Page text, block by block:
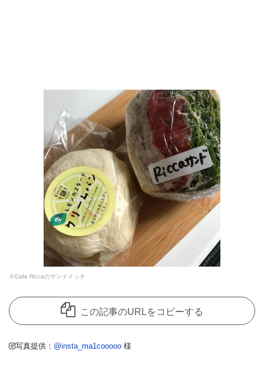
※Cafe Riccaのサンドイッチ
この記事のURLをコピーする
写真提供： @insta_ma1cooooo 様